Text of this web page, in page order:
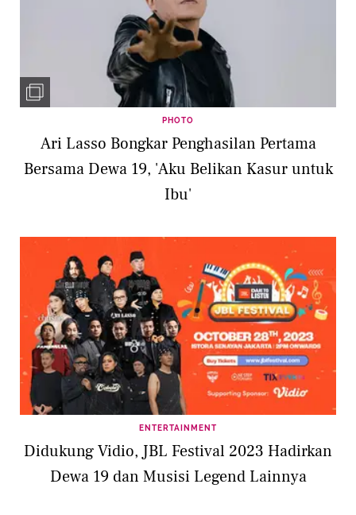
PHOTO
Ari Lasso Bongkar Penghasilan Pertama
Bersama Dewa 19, 'Aku Belikan Kasur untuk
Ibu'
ENTERTAINMENT
Didukung Vidio, JBL Festival 2023 Hadirkan
Dewa 19 dan Musisi Legend Lainnya